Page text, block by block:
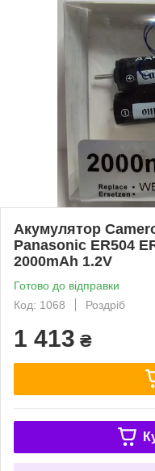
Акумулятор
Panasonic ER504
2000mAh 1.2V
Готово до відправки
Код: 1068
Роздріб
1 413 ₴